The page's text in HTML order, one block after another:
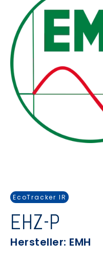
EcoTracker IR
EHZ-P
Hersteller: EMH